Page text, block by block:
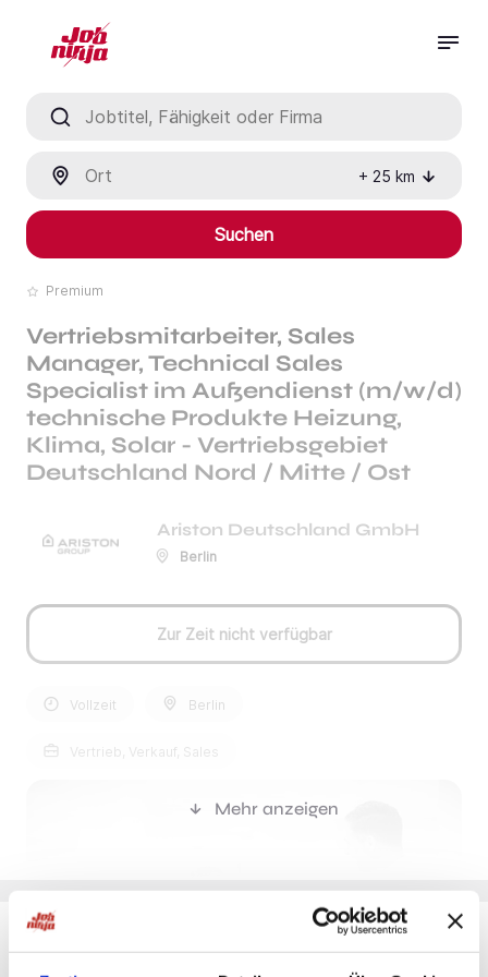
+ 25 km
Suchen
Premium
Vertriebsmitarbeiter, Sales
Manager, Technical Sales
Specialist im Außendienst (m/w/d)
technische Produkte Heizung,
Klima, Solar - Vertriebsgebiet
Deutschland Nord / Mitte / Ost
Ariston Deutschland GmbH
Berlin
Zur Zeit nicht verfügbar
Vollzeit Berlin
Vertrieb, Verkauf, Sales
Mehr anzeigen